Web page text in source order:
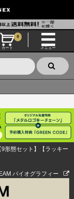
カート
0
メニュー
形態セット】【ラッキー
バイオグラフィー